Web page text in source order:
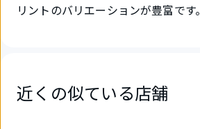
リントのバリエーションが豊富です。
近くの似ている店舗